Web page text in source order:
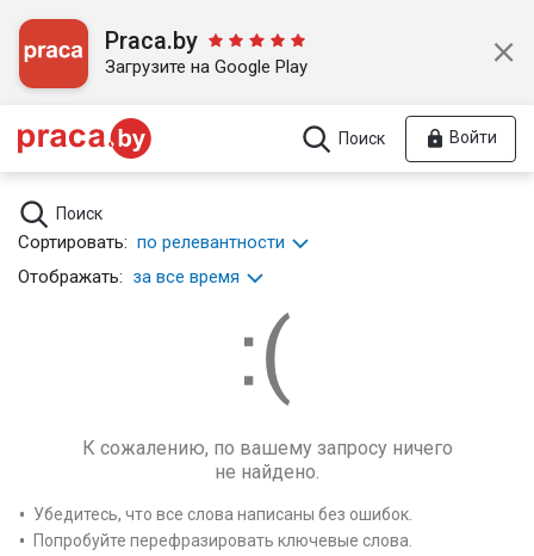
Praca.by
Загрузите на Google Play
Поиск Войти
Поиск
Сортировать: по релевантности
Отображать: за все время
К сожалению, по вашему запросу ничего
не найдено.
Убедитесь, что все слова написаны без ошибок.
Попробуйте перефразировать ключевые слова.